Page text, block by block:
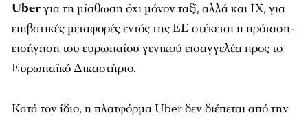
Uberγια τη μίσθωση όχι μόνον ταξί, αλλά και ΙΧ, για
επιβατικές μεταφορές εντός της ΕΕ στέκεται η πρόταση-
εισήγηση του ευρωπαίου γενικού εισαγγελέα προς το
Ευρωπαϊκό Δικαστήριο.
Κατά τον ίδιο, η πλατφόρμα Uber δεν διέπεται από την